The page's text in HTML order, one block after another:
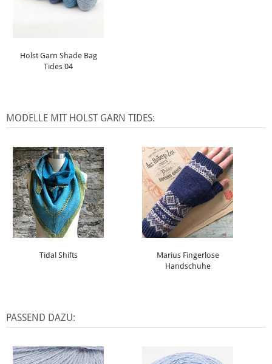
Holst Garn Shade Bag
Tides 04
MODELLE MIT HOLST GARN TIDES:
Tidal Shifts
Marius Fingerlose
Handschuhe
PASSEND DAZU: